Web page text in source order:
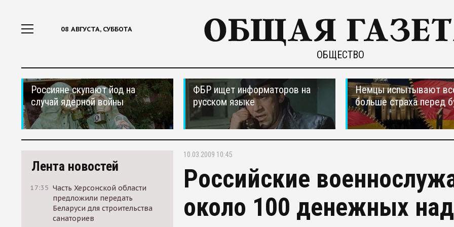
08 АВГУСТА, СУББОТА
ОБЩЕСТВО
Россияне скупают йод на
случай ядерной войны
ФБР ищет информаторов на
русском языке
Немцы испытывают
больше страха перед
Лента новостей
17:35 Часть Херсонской области
предложили передать
Беларуси для строительства
санаториев
10.03.2009 10:45
Российские
около 100 денежных